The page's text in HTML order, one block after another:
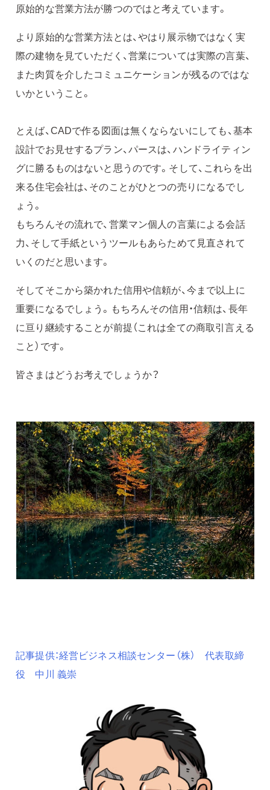
原始的な営業方法が勝つのではと考えています。
より原始的な営業方法とは、やはり展示物ではなく実
際の建物を見ていただく、営業については実際の言葉、
また肉質を介したコミュニケーションが残るのではな
いかということ。
とえば、CADで作る図面は無くならないにしても、基本
設計でお見せするプラン、パースは、ハンドライティン
グに勝るものはないと思うのです。そして、これらを出
来る住宅会社は、そのことがひとつの売りになるでし
ょう。
もちろんその流れで、営業マン個人の言葉による会話
力、そして手紙というツールもあらためて見直されて
いくのだと思います。
そしてそこから築かれた信用や信頼が、今まで以上に
重要になるでしょう。もちろんその信用・信頼は、長年
に亘り継続することが前提（これは全ての商取引言える
こと）です。
皆さまはどうお考えでしょうか？
記事提供：経営ビジネス相談センター（株） 代表取締
役 中川 義崇